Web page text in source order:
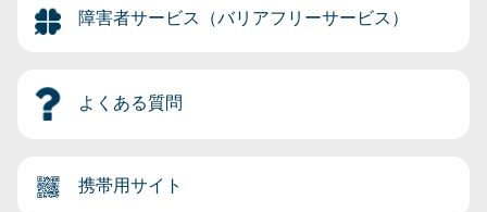
障害者サービス（バリアフリーサービス）
よくある質問
携帯用サイト